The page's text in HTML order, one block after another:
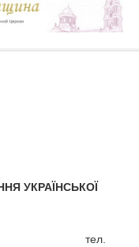
УКРАЇНСЬКОЇ
тел.